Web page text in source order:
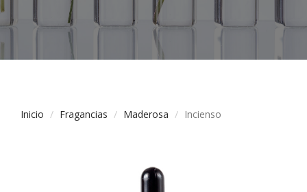
Inicio Fragancias Maderosa Incienso